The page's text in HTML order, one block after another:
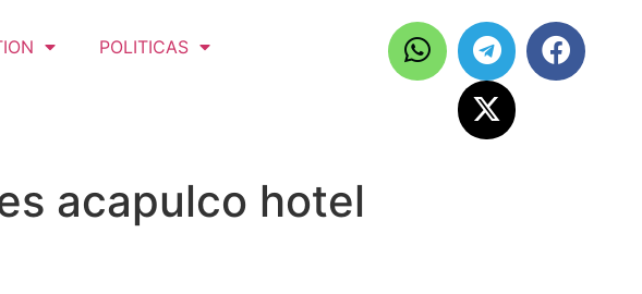
POLITICAS
acapulco hotel